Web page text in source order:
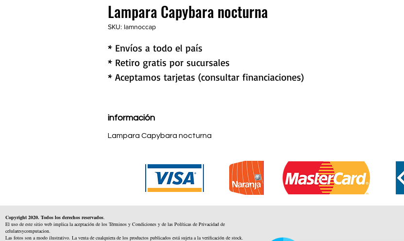
Lampara Capybara nocturna
SKU: lamnoccap
* Envíos a todo el país
* Retiro gratis por sucursales
* Aceptamos tarjetas (consultar financiaciones)
información
Lampara Capybara nocturna
Copyright 2020. Todos los derechos reservados.
El uso de este sitio web implica la aceptación de los Términos y Condiciones y de las Políticas de Privacidad de
celularesycomputacion.
Las fotos son a modo ilustrativo. La venta de cualquiera de los productos publicados está sujeta a la verificación de stock.